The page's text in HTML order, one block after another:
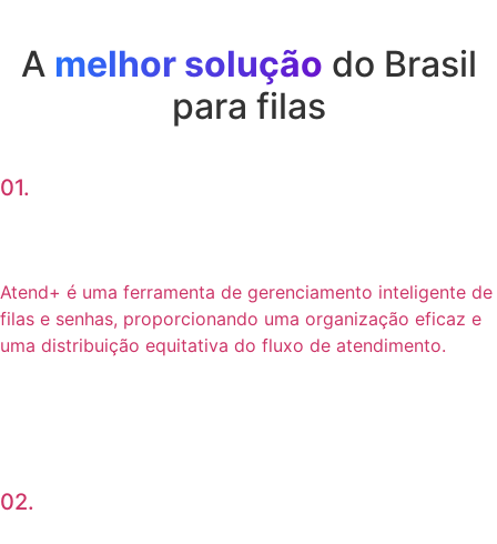
A melhor solução do Brasil
para filas
01.
Atend+ é uma ferramenta de gerenciamento inteligente de
filas e senhas, proporcionando uma organização eficaz e
uma distribuição equitativa do fluxo de atendimento.
02.